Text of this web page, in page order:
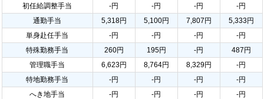
初任給調整手当
-円 -円 -円
-円
通勤手当
5,318円 5,100円 7,807円
5,333円
単身赴任手当
-円 -円 -円
-円
特殊勤務手当
260円 195円 -円
487円
管理職手当
6,623円 8,764円 8,329円
-円
特地勤務手当
-円 -円 -円
-円
へき地手当
-円 -円 -円
-円